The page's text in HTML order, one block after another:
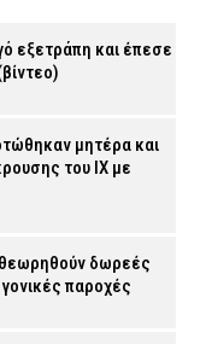
εξετράπη και έπεσε
μητέρα και
του ΙΧ με
δωρεές
γονικές παροχές